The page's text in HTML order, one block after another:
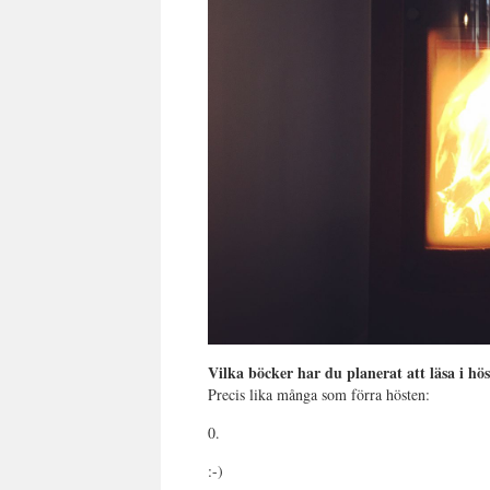
Vilka böcker har du planerat att läsa i
Precis lika många som förra hösten:
0.
:-)